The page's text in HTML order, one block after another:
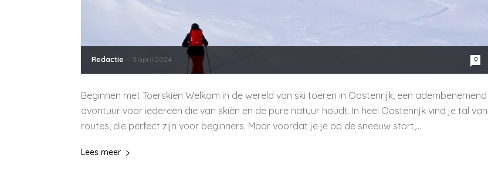
Redactie - 3 april 2024 0
Beginnen met Toerskiën Welkom in de wereld van ski toeren in Oostenrijk, een adembenemend
avontuur voor iedereen die van skiën en de pure natuur houdt. In heel Oostenrijk vind je tal van
routes, die perfect zijn voor beginners. Maar voordat je je op de sneeuw stort,...
Lees meer